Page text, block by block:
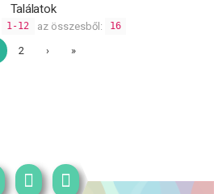
Találatok
1-12 az összesből: 16
2 › »